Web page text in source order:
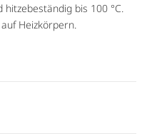
bis 100 °C.
Heizkörpern.